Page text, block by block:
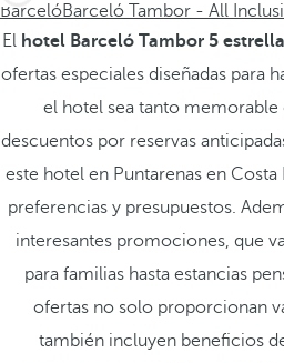
BarcelóBarceló Tambor - All
El hotel Barceló Tambor 5
ofertas especiales diseñadas para
el hotel sea tanto
descuentos por reservas
este hotel en Puntarenas en Costa
preferencias y presupuestos.
interesantes promociones, que
para familias hasta estancias
ofertas no solo proporcionan
también incluyen beneficios